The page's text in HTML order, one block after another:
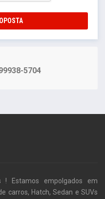
5704
! Estamos empolgados em
carros, Hatch, Sedan e SUVs